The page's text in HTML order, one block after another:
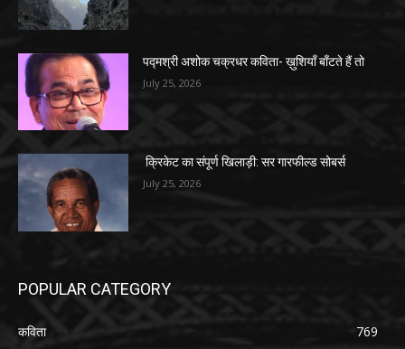
पद्मश्री अशोक चक्रधर कविता- ख़ुशियाँ बाँटते हैं तो
July 25, 2026
क्रिकेट का संपूर्ण खिलाड़ी: सर गारफील्ड सोबर्स
July 25, 2026
POPULAR CATEGORY
कविता
769